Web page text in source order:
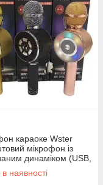
караоке Wster
мікрофон із
динаміком (USB,
AUX, Bluetooth)
наявності